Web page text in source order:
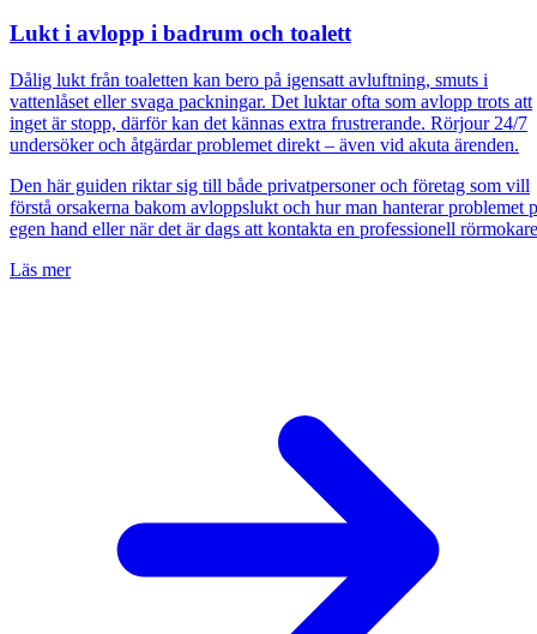
Lukt i avlopp i badrum och toalett
Dålig lukt från toaletten kan bero på igensatt avluftning, smuts i
vattenlåset eller svaga packningar. Det luktar ofta som avlopp trots att
inget är stopp, därför kan det kännas extra frustrerande. Rörjour 24/7
undersöker och åtgärdar problemet direkt – även vid akuta ärenden.
Den här guiden riktar sig till både privatpersoner och företag som vill
förstå orsakerna bakom avloppslukt och hur man hanterar problemet
egen hand eller när det är dags att kontakta en professionell
Läs mer